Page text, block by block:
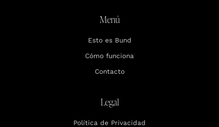
Menú
Esto es Bund
Cómo funciona
Contacto
Legal
Política de Privacidad